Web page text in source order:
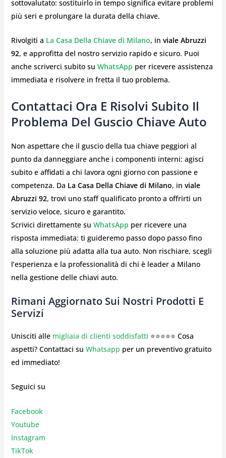
sottovalutato: sostituirlo in tempo significa evitare problemi
più seri e prolungare la durata della chiave.
Rivolgiti a La Casa Della Chiave di Milano, in viale Abruzzi
92, e approfitta del nostro servizio rapido e sicuro. Puoi
anche scriverci subito su WhatsApp per ricevere assistenza
immediata e risolvere in fretta il tuo problema.
Contattaci Ora E Risolvi Subito Il
Problema Del Guscio Chiave Auto
Non aspettare che il guscio della tua chiave peggiori al
punto da danneggiare anche i componenti interni: agisci
subito e affidati a chi lavora ogni giorno con passione e
competenza. Da La Casa Della Chiave di Milano, in viale
Abruzzi 92, trovi uno staff qualificato pronto a offrirti un
servizio veloce, sicuro e garantito.
Scrivici direttamente su WhatsApp per ricevere una
risposta immediata: ti guideremo passo dopo passo fino
alla soluzione più adatta alla tua auto. Non rischiare, scegli
l’esperienza e la professionalità di chi è leader a Milano
nella gestione delle chiavi auto.
Rimani Aggiornato Sui Nostri Prodotti E
Servizi
Unisciti alle migliaia di clienti soddisfatti ⭐⭐⭐⭐⭐ Cosa
aspetti? Contattaci su Whatsapp per un preventivo gratuito
ed immediato!
Seguici su
Facebook
Youtube
Instagram
TikTok